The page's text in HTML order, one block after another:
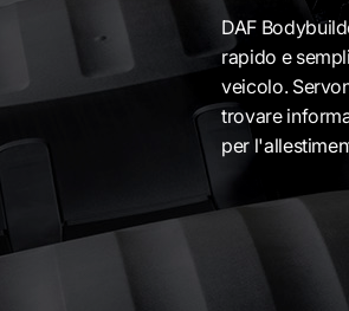
DAF
rapido e
veicolo.
trovare
per